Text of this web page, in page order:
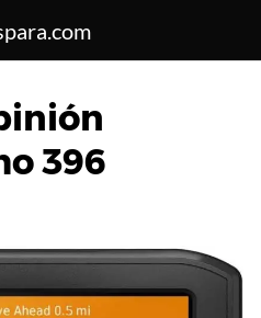
396